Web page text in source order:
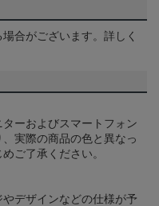
合がございます。詳しく
ーおよびスマートフォン
実際の商品の色と異なっ
ご了承ください。
デザインなどの仕様が予